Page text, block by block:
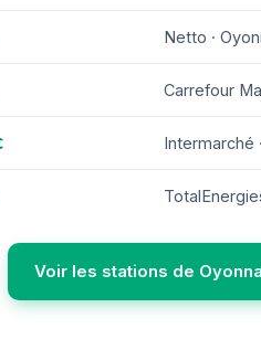
Netto ·
Carrefour
Intermarché
Voir les stations de